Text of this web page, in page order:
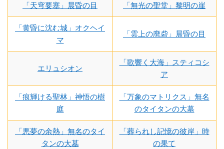
「天穹要塞」晨昏の目 「無光の聖堂」黎明の崖
「黄昏に沈む城」オクヘイ
マ
「雲上の廃砦」晨昏の目
エリュシオン
「歌響く大海」スティコシ
ア
「痕輝ける聖林」神悟の樹
庭
「万象のマトリクス」無名
のタイタンの大墓
「悪夢の余熱」無名のタイ
タンの大墓
「葬られし記憶の彼岸」時
の果て